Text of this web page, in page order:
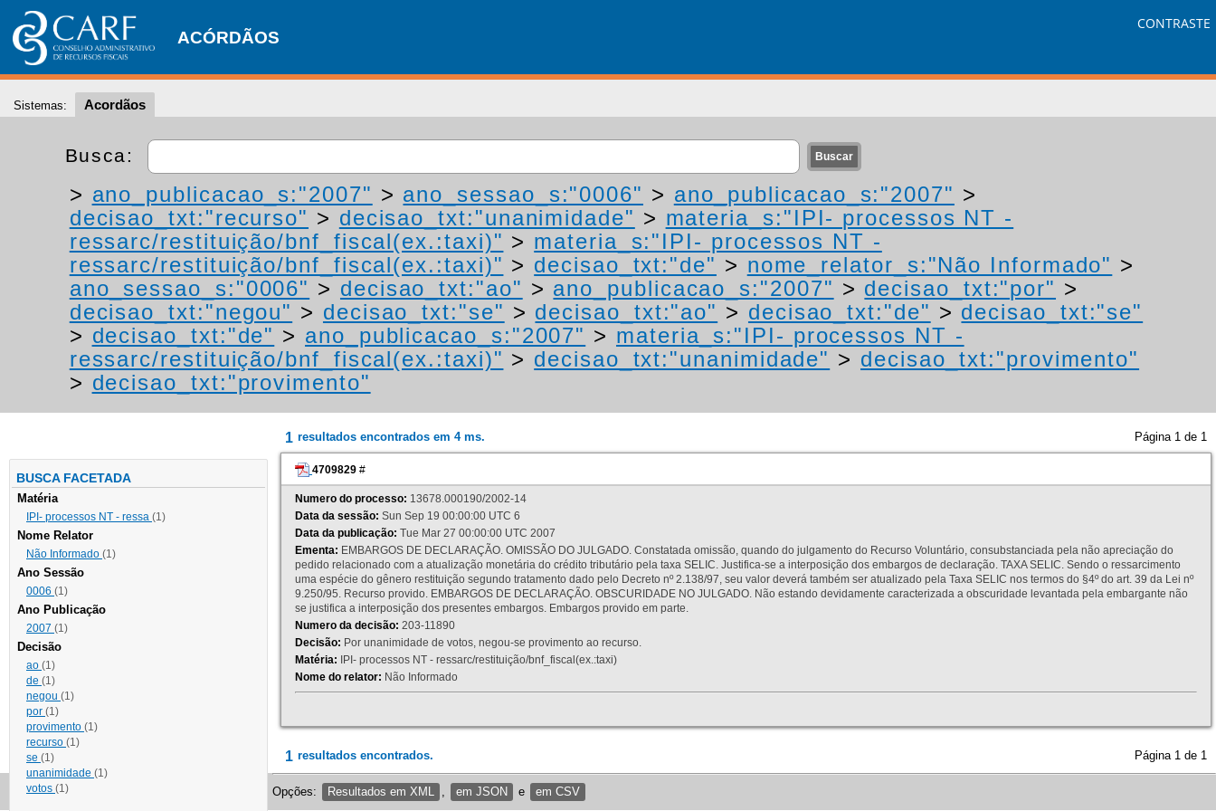
ACÓRDÃOS
CONTRASTE
Sistemas: Acordãos
Busca:
> ano_publicacao_s:"2007" > ano_sessao_s:"0006" > ano_publicacao_s:"2007" >
decisao_txt:"recurso" > decisao_txt:"unanimidade" > materia_s:"IPI- processos NT -
ressarc/restituição/bnf_fiscal(ex.:taxi)" > materia_s:"IPI- processos NT -
ressarc/restituição/bnf_fiscal(ex.:taxi)" > decisao_txt:"de" > nome_relator_s:"Não Informado" >
ano_sessao_s:"0006" > decisao_txt:"ao" > ano_publicacao_s:"2007" > decisao_txt:"por" >
decisao_txt:"negou" > decisao_txt:"se" > decisao_txt:"ao" > decisao_txt:"de" > decisao_txt:"se"
> decisao_txt:"de" > ano_publicacao_s:"2007" > materia_s:"IPI- processos NT -
ressarc/restituição/bnf_fiscal(ex.:taxi)" > decisao_txt:"unanimidade" > decisao_txt:"provimento"
> decisao_txt:"provimento"
BUSCA FACETADA
Matéria
IPI- processos NT - ressa (1)
Nome Relator
Não Informado (1)
Ano Sessão
0006 (1)
Ano Publicação
2007 (1)
Decisão
ao (1)
de (1)
negou (1)
por (1)
provimento (1)
recurso (1)
se (1)
unanimidade (1)
votos (1)
1 resultados encontrados em 4 ms. Página 1 de 1
4709829 #
Numero do processo: 13678.000190/2002-14
Data da sessão: Sun Sep 19 00:00:00 UTC 6
Data da publicação: Tue Mar 27 00:00:00 UTC 2007
Ementa: EMBARGOS DE DECLARAÇÃO. OMISSÃO DO JULGADO. Constatada omissão, quando do julgamento do Recurso Voluntário, consubstanciada pela não apreciação do
pedido relacionado com a atualização monetária do crédito tributário pela taxa SELIC. Justifica-se a interposição dos embargos de declaração. TAXA SELIC. Sendo o ressarcimento
uma espécie do gênero restituição segundo tratamento dado pelo Decreto nº 2.138/97, seu valor deverá também ser atualizado pela Taxa SELIC nos termos do §4º do art. 39 da Lei nº
9.250/95. Recurso provido. EMBARGOS DE DECLARAÇÃO. OBSCURIDADE NO JULGADO. Não estando devidamente caracterizada a obscuridade levantada pela embargante não
se justifica a interposição dos presentes embargos. Embargos provido em parte.
Numero da decisão: 203-11890
Decisão: Por unanimidade de votos, negou-se provimento ao recurso.
Matéria: IPI- processos NT - ressarc/restituição/bnf_fiscal(ex.:taxi)
Nome do relator: Não Informado
1 resultados encontrados. Página 1 de 1
Opções: Resultados em XML em JSON e em CSV